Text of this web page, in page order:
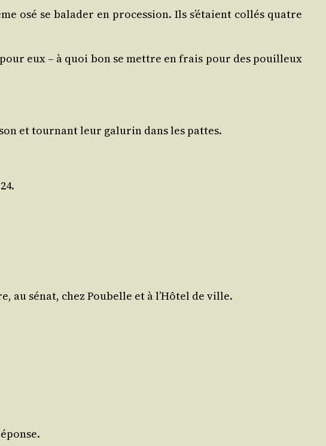
osé se bala­der en pro­ces­sion. Ils s’étaient col­lés quatre
eux – à quoi bon se mettre en frais pour des pouilleux
et tour­nant leur galu­rin dans les pattes.
au sénat, chez Pou­belle et à l’Hôtel de ville.